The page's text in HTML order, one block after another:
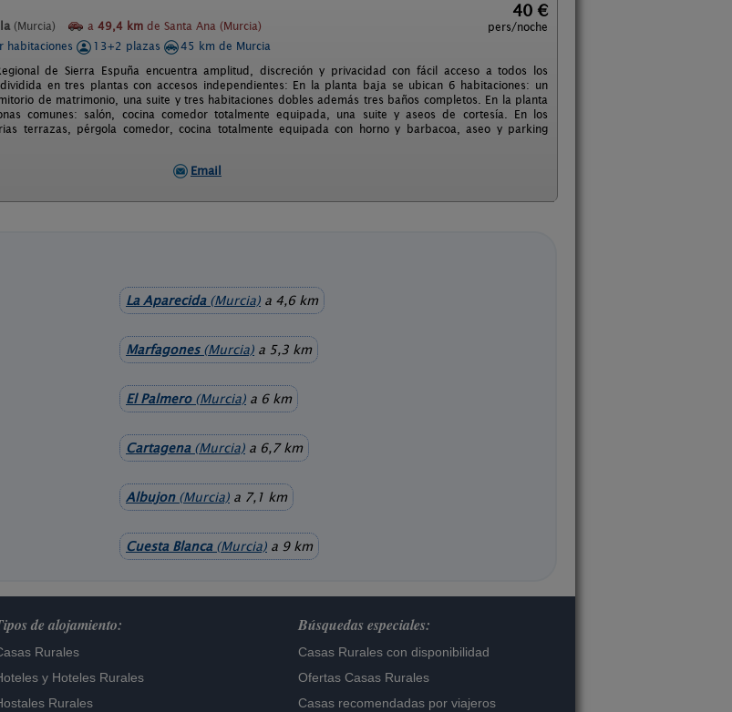
(Murcia) a 49,4 km de Santa Ana (Murcia)
40 €
pers/noche
habitaciones
13+2 plazas
45 km de Murcia
de Sierra Espuña encuentra amplitud, discreción y privacidad con fácil acceso a todos los
en tres plantas con accesos independientes: En la planta baja se ubican 6 habitaciones: un
de matrimonio, una suite y tres habitaciones dobles además tres baños completos. En la planta
comunes: salón, cocina comedor totalmente equipada, una suite y aseos de cortesía. En los
terrazas, pérgola comedor, cocina totalmente equipada con horno y barbacoa, aseo y parking
Email
La Aparecida(Murcia) a 4,6 km
Marfagones(Murcia) a 5,3 km
El Palmero(Murcia) a 6 km
Cartagena(Murcia) a 6,7 km
Albujon(Murcia) a 7,1 km
Cuesta Blanca(Murcia) a 9 km
de alojamiento:
Rurales
y Hoteles Rurales
Rurales
Búsquedas especiales:
Casas Rurales con disponibilidad
Ofertas Casas Rurales
Casas recomendadas por viajeros